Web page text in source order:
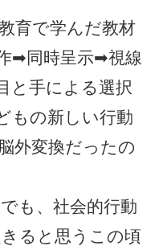
育で学んだ教材
➡同時呈示➡視線
と手による選択
もの新しい行動
外変換だったの
も、社会的行動
ると思うこの頃